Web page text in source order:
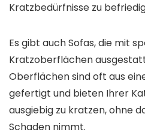
Kratzbedürfnisse zu
Es gibt auch Sofas, die mit
Kratzoberflächen
Oberflächen sind oft aus
gefertigt und bieten Ihrer
ausgiebig zu kratzen, ohne
Schaden nimmt.